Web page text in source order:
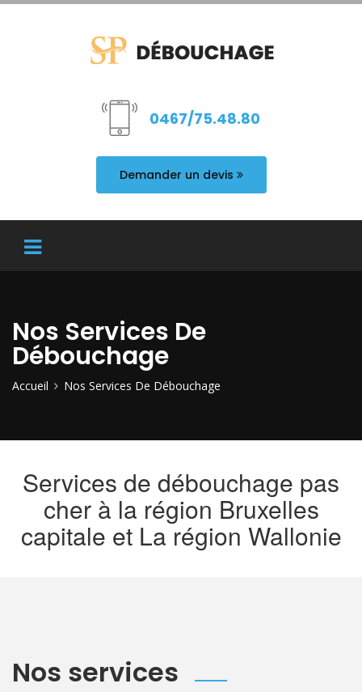
0467/75.48.80
Demander un devis
Nos Services De
Débouchage
Accueil Nos Services De Débouchage
Services de débouchage pas
cher à la région Bruxelles
capitale et La région Wallonie
Nos services